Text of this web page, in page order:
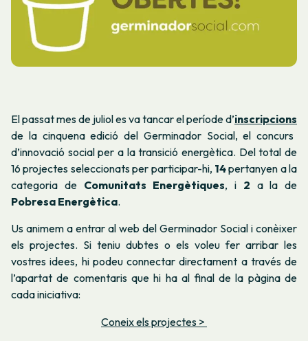
El passat mes de juliol es va tancar el període d’inscripcions
de la cinquena edició del Germinador Social, el concurs
d’innovació social per a la transició energètica. Del total de
16 projectes seleccionats per participar-hi, 14pertanyen a la
categoria de Comunitats Energètiques, i 2 a la de
Pobresa Energètica.
Us animem a entrar al web del Germinador Social i conèixer
els projectes. Si teniu dubtes o els voleu fer arribar les
vostres idees, hi podeu connectar directament a través de
l’apartat de comentaris que hi ha al final de la pàgina de
cada iniciativa:
Coneix els projectes >